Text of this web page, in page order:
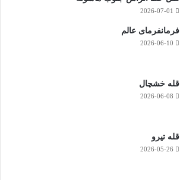
2026-07-01
فرمانفرمای عالم
2026-06-10
قله خشچال
2026-06-08
قله تیرو
2026-05-26